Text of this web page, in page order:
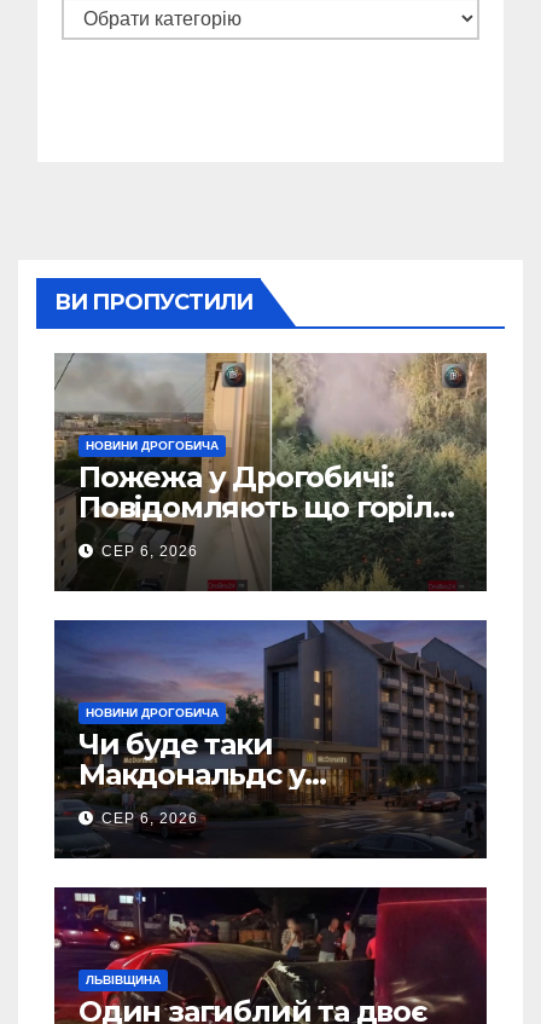
Категорії
ВИ ПРОПУСТИЛИ
НОВИНИ ДРОГОБИЧА
Пожежа у Дрогобичі:
Повідомляють що горіло
5 гаражів (Відео)
СЕР 6, 2026
НОВИНИ ДРОГОБИЧА
Чи буде таки
Макдональдс у
Дрогобичі? (Фото)
СЕР 6, 2026
ЛЬВІВЩИНА
Один загиблий та двоє